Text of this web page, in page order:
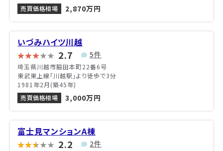
売買価格相場
2,870万円
いづみハイツ川越
2.7 5件
埼玉県川越市脇田本町22番6号
東武東上線「川越駅」より徒歩で3分
1981年2月(築45年)
売買価格相場
3,000万円
富士見マンションA棟
2.2 2件